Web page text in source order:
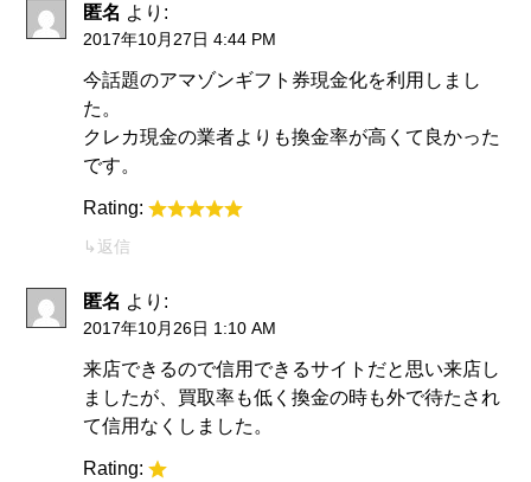
匿名 より:
2017年10月27日 4:44 PM
今話題のアマゾンギフト券現金化を利用しまし
た。
クレカ現金の業者よりも換金率が高くて良かった
です。
Rating:
返信
匿名 より:
2017年10月26日 1:10 AM
来店できるので信用できるサイトだと思い来店し
ましたが、買取率も低く換金の時も外で待たされ
て信用なくしました。
Rating: